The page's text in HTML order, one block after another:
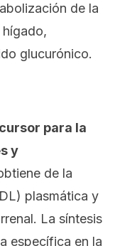
de la
glucurónico.
para la
y
de la
plasmática y
La síntesis
específica en la